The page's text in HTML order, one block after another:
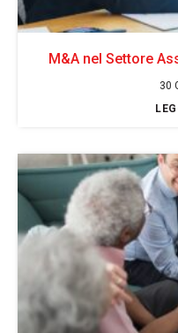
M&A nel Settore
30